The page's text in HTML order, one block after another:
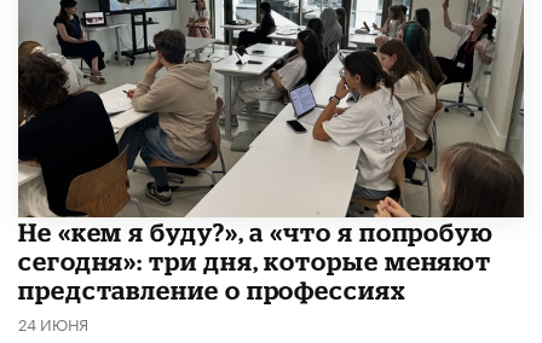
Не «кем я буду?», а «что я попробую
сегодня»: три дня, которые меняют
представление о профессиях
24 ИЮНЯ